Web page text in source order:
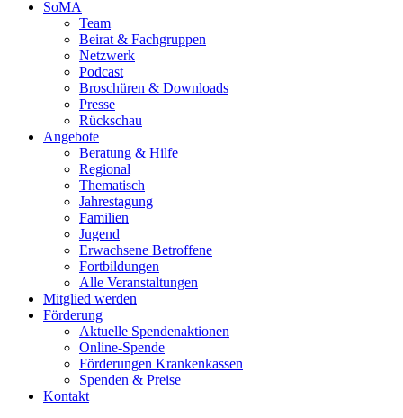
SoMA
Team
Beirat & Fachgruppen
Netzwerk
Podcast
Broschüren & Downloads
Presse
Rückschau
Angebote
Beratung & Hilfe
Regional
Thematisch
Jahrestagung
Familien
Jugend
Erwachsene Betroffene
Fortbildungen
Alle Veranstaltungen
Mitglied werden
Förderung
Aktuelle Spendenaktionen
Online-Spende
Förderungen Krankenkassen
Spenden & Preise
Kontakt